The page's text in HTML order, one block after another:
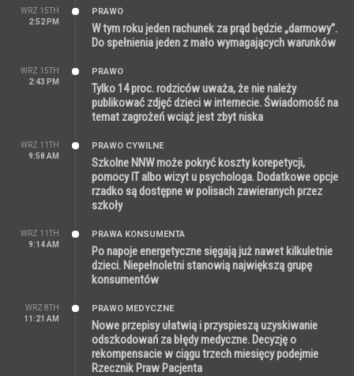
WRZ 15TH
2:52 PM
PRAWO
W tym roku jeden rachunek za prąd będzie „darmowy”.
Do spełnienia jeden z mało wymagających warunków
WRZ 15TH
2:43 PM
PRAWO
Tylko 14 proc. rodziców uważa, że nie należy
publikować zdjęć dzieci w internecie. Świadomość na
temat zagrożeń wciąż jest zbyt niska
WRZ 11TH
9:58 AM
PRAWO CYWILNE
Szkolne NNW może pokryć koszty korepetycji,
pomocy IT albo wizyt u psychologa. Dodatkowe opcje
rzadko są dostępne w polisach zawieranych przez
szkoły
WRZ 11TH
9:14 AM
PRAWA KONSUMENTA
Po napoje energetyczne sięgają już nawet kilkuletnie
dzieci. Niepełnoletni stanowią największą grupę
konsumentów
WRZ 8TH
11:21 AM
PRAWO MEDYCZNE
Nowe przepisy ułatwią i przyspieszą uzyskiwanie
odszkodowań za błędy medyczne. Decyzję o
rekompensacie w ciągu trzech miesięcy podejmie
Rzecznik Praw Pacjenta